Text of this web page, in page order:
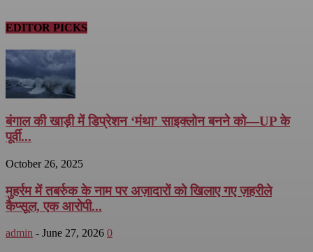
EDITOR PICKS
बंगाल की खाड़ी में डिप्रेशन ‘मंथा’ साइक्लोन बनने को—UP के
पूर्वी...
October 26, 2025
मुहर्रम में तबर्रुक के नाम पर अज़ादारों को खिलाए गए ज़हरीले
कैप्सूल, एक आरोपी...
admin - June 27, 2026 0